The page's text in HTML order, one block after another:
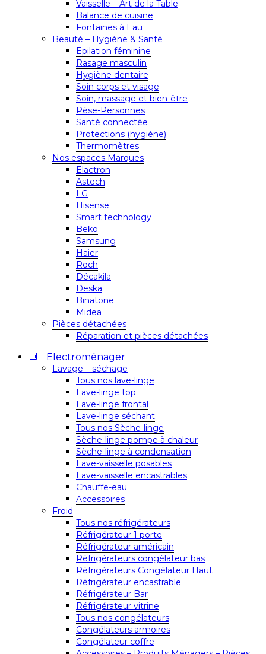
Vaisselle – Art de la Table
Balance de cuisine
Fontaines à Eau
Beauté – Hygiène & Santé
Epilation féminine
Rasage masculin
Hygiène dentaire
Soin corps et visage
Soin, massage et bien-être
Pèse-Personnes
Santé connectée
Protections (hygiène)
Thermomètres
Nos espaces Marques
Elactron
Astech
LG
Hisense
Smart technology
Beko
Samsung
Haier
Roch
Décakila
Deska
Binatone
Midea
Pièces détachées
Réparation et pièces détachées
Electroménager
Lavage – séchage
Tous nos lave-linge
Lave-linge top
Lave-linge frontal
Lave-linge séchant
Tous nos Sèche-linge
Sèche-linge pompe à chaleur
Sèche-linge à condensation
Lave-vaisselle posables
Lave-vaisselle encastrables
Chauffe-eau
Accessoires
Froid
Tous nos réfrigérateurs
Réfrigérateur 1 porte
Réfrigérateur américain
Réfrigérateurs congélateur bas
Réfrigérateurs Congélateur Haut
Réfrigérateur encastrable
Réfrigérateur Bar
Réfrigérateur vitrine
Tous nos congélateurs
Congélateurs armoires
Congélateur coffre